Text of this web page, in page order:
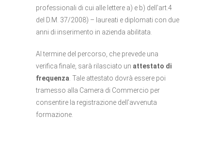
professionali di cui alle lettere a) e b) dell’art.4
del D.M. 37/2008) – laureati e diplomati con due
anni di inserimento in azienda abilitata.
Al termine del percorso, che prevede una
verifica finale, sarà rilasciato un attestato di
frequenza . Tale attestato dovrà essere poi
tramesso alla Camera di Commercio per
consentire la registrazione dell’avvenuta
formazione.